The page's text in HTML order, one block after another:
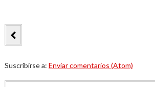
Suscribirse a: Enviar comentarios (Atom)